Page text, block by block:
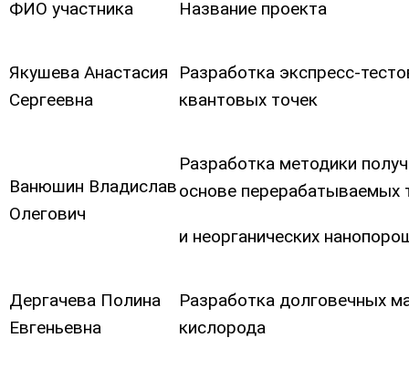
ФИО участника Название проекта
Якушева Анастасия
Сергеевна
Разработка экспресс-
квантовых точек
Ванюшин Владислав
Олегович
Разработка методики
основе перерабатываемых
и неорганических
Дергачева Полина
Евгеньевна
Разработка долговечных
кислорода